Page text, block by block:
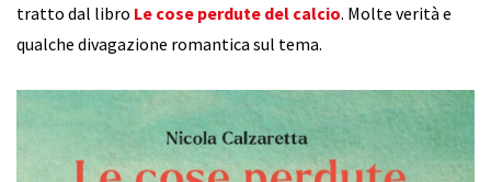
tratto dal libro Le cose perdute del calcio. Molte verità e
qualche divagazione romantica sul tema.